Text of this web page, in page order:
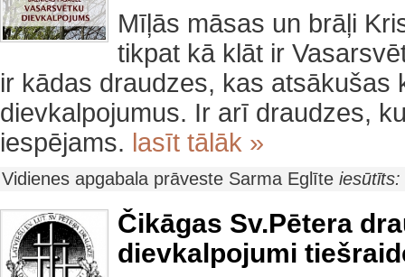
Mīļās māsas un brāļi
tikpat kā klāt ir
ir kādas draudzes, kas atsākušas
dievkalpojumus. Ir arī draudzes,
iespējams. lasīt tālāk »
Vidienes apgabala prāveste Sarma Eglīte
Čikāgas Sv.Pētera
dievkalpojumi